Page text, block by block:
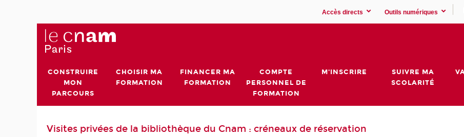
Accès directs Outils numériques
CONSTRUIRE
MON
PARCOURS
CHOISIR MA
FORMATION
FINANCER MA
FORMATION
COMPTE
PERSONNEL DE
FORMATION
M'INSCRIRE
SUIVRE MA
SCOLARITÉ
Visites privées de la bibliothèque du Cnam : créneaux de réservation